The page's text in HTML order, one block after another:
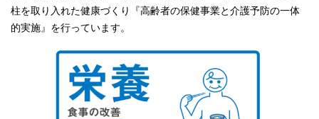
柱を取り入れた健康づくり『高齢者の保健事業と介護予防の一体
的実施』を行っています。